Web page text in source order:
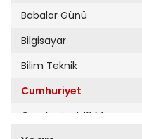
Babalar Günü
Bilgisayar
Bilim Teknik
Cumhuriyet
Cumhuriyet 19 Mayıs